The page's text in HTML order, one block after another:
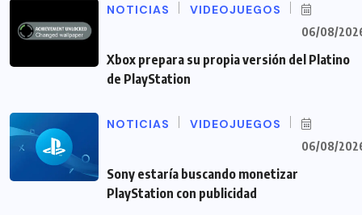
NOTICIAS VIDEOJUEGOS
06/08/
Xbox prepara su propia versión del Platino
de PlayStation
NOTICIAS VIDEOJUEGOS
06/08/
Sony estaría buscando monetizar
PlayStation con publicidad